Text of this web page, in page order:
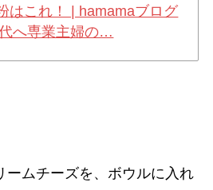
はこれ！ | hamamaブログ
へ専業主婦の…
ームチーズを、ボウルに入れ